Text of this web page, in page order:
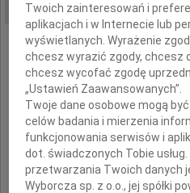
"Ktoś tutaj był i
Z wielkim
odeszła
Twoich zainteresowań i
aplikacjach i w Internecie lub
wyświetlanych. Wyrażenie
chcesz wyrazić zgody, chcesz
chcesz wycofać zgodę
„Ustawień Zaawansowanych”.
Twoje dane osobowe mogą
celów badania i mierzenia
funkcjonowania serwisów i
dot. świadczonych Tobie
przetwarzania Twoich danych
Wyborcza sp. z o.o., jej spółki